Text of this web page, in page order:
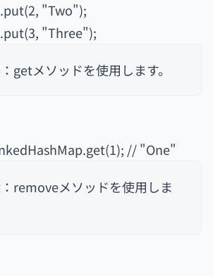
"Two");
"Three");
getメソッドを使用します。
// "One"
removeメソッドを使用しま